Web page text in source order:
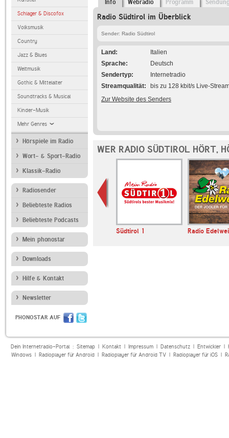
Schlager & Discofox
Volksmusik
Country
Jazz & Blues
Weltmusik
Gothic & Mittelalter
Soundtracks & Musical
Kinder-Musik
Mehr Genres
Hörspiele im Radio
Wort- & Sport-Radio
Klassik-Radio
Radiosender
Beliebteste Radios
Beliebteste Podcasts
Mein phonostar
Downloads
Hilfe & Kontakt
Newsletter
PHONOSTAR AUF
Info Webradio Programm
Radio Südtirol im Überblick
Sender: Radio Südtirol
Land
Italien
Sprache
Deutsch
Sendertyp
Internetradio
Streamqualität
bis zu 128 kbit/s Live-
Zur Website des Senders
WER RADIO SÜDTIROL HÖRT,
SWR4 Baden-
Württemberg
Südtirol 1 Radio
Dein Internetradio-Portal : Sitemap| Kontakt| Impressum| Datenschutz| Entwickler|
Windows| Radioplayer für Android| Radioplayer für Android TV| Radioplayer für iOS|